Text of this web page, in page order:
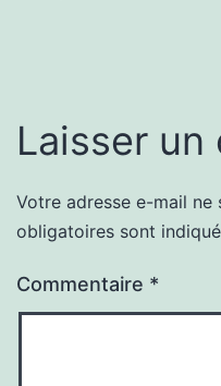
Laisser un
Votre adresse e-mail ne
obligatoires sont
Commentaire *